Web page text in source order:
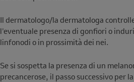
Il dermatologo/la dermatologa
l'eventuale presenza di gonfiori o
linfonodi o in prossimità dei nei.
Se si sospetta la presenza di un
precancerose, il passo successivo per